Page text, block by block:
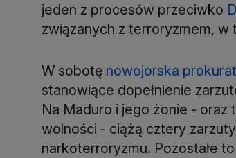
jeden z procesów przeciwko
związanych z terroryzmem, w
W sobotę nowojorska
stanowiące dopełnienie
Na Maduro i jego żonie - oraz
wolności - ciążą cztery
narkoterroryzmu. Pozostałe